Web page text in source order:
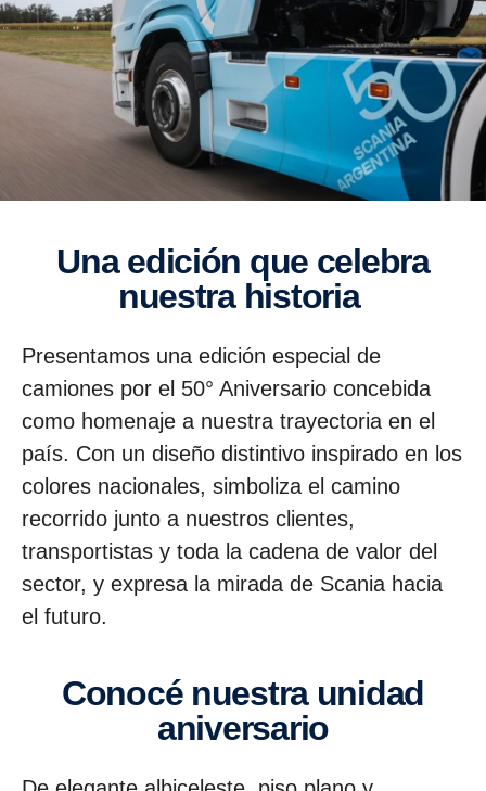
Una edición que celebra
nuestra historia
Presentamos una edición especial de
camiones por el 50° Aniversario concebida
como homenaje a nuestra trayectoria en el
país. Con un diseño distintivo inspirado en los
colores nacionales, simboliza el camino
recorrido junto a nuestros clientes,
transportistas y toda la cadena de valor del
sector, y expresa la mirada de Scania hacia
el futuro.
Conocé nuestra unidad
aniversario